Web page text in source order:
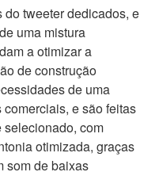
tweeter dedicados, e
uma mistura
a otimizar a
de construção
de uma
e são feitas
com
otimizada, graças
som de baixas